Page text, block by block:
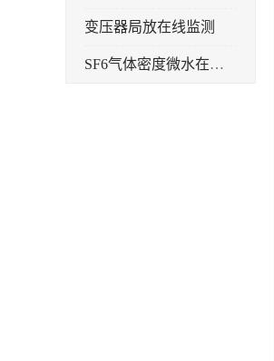
变压器局放在线监测
SF6气体密度微水在线监测系统